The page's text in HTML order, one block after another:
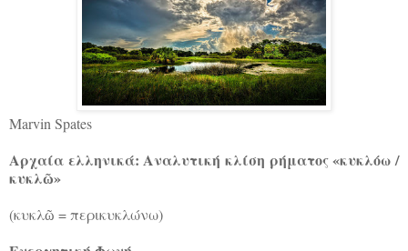
Marvin Spates
Αρχαία ελληνικά: Αναλυτική κλίση ρήματος «κυκλόω /
κυκλῶ»
(κυκλῶ = περικυκλώνω)